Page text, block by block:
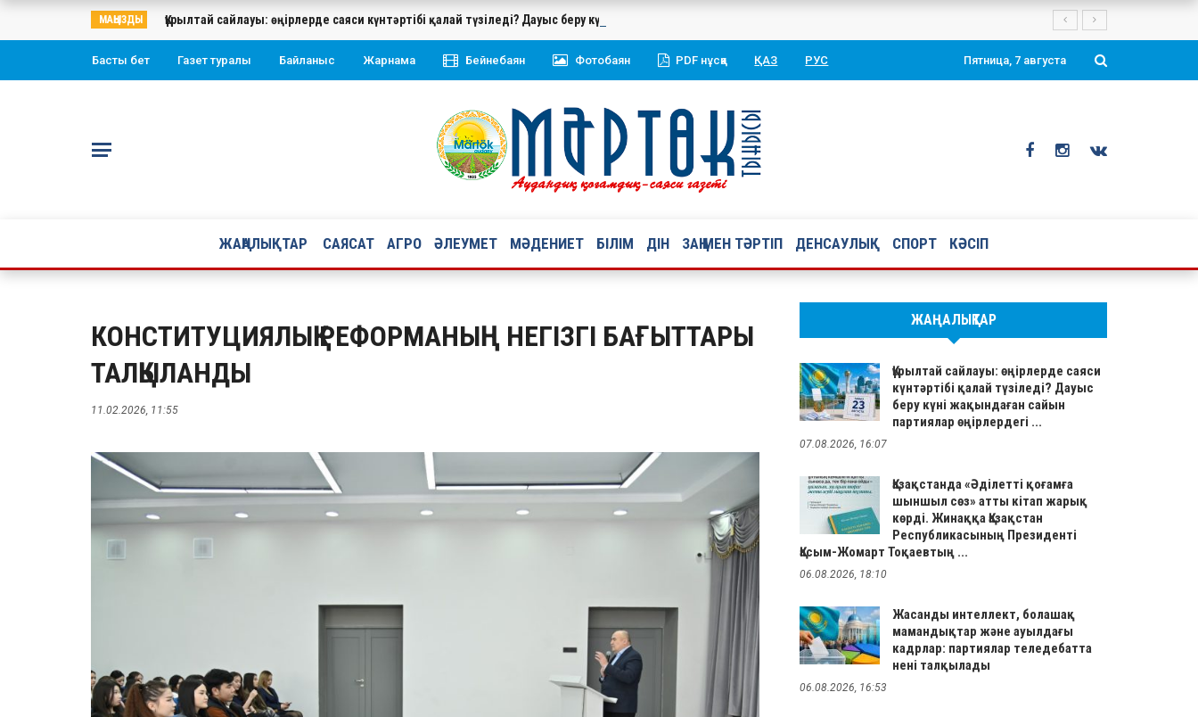
МАҢЫЗДЫ Құрылтай сайлауы: өңірлерде саяси күнтәртібі қалай түзіледі? Дауыс беру күні жақындаған сайын партиялар өңірлердегі сайлауалды жұмысын жалғастырып жатыр.
Басты бет Газет туралы Байланыс Жарнама Бейнебаян Фотобаян PDF нұсқа ҚАЗ РУС Пятница, 7 августа
ЖАҢАЛЫҚТАР САЯСАТ АГРО ӘЛЕУМЕТ МӘДЕНИЕТ БІЛІМ ДІН ЗАҢ МЕН ТӘРТІП ДЕНСАУЛЫҚ СПОРТ КӘСІП
КОНСТИТУЦИЯЛЫҚ РЕФОРМАНЫҢ НЕГІЗГІ БАҒЫТТАРЫ
ТАЛҚЫЛАНДЫ
11.02.2026, 11:55
ЖАҢАЛЫҚТАР
Құрылтай сайлауы: өңірлерде саяси
күнтәртібі қалай түзіледі? Дауыс
беру күні жақындаған сайын
партиялар өңірлердегі ...
07.08.2026, 16:07
Қазақстанда «Әділетті қоғамға
шыншыл сөз» атты кітап жарық
көрді. Жинаққа Қазақстан
Республикасының Президенті
Қасым-Жомарт Тоқаевтың ...
06.08.2026, 18:10
Жасанды интеллект, болашақ
мамандықтар және ауылдағы
кадрлар: партиялар теледебатта
нені талқылады
06.08.2026, 16:53